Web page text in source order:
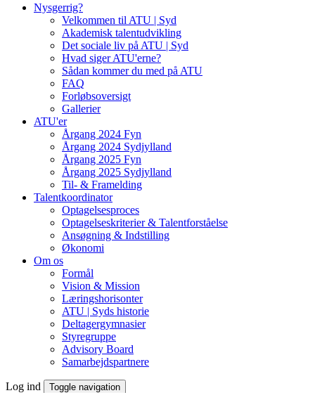
Nysgerrig?
Velkommen til ATU | Syd
Akademisk talentudvikling
Det sociale liv på ATU | Syd
Hvad siger ATU'erne?
Sådan kommer du med på ATU
FAQ
Forløbsoversigt
Gallerier
ATU'er
Årgang 2024 Fyn
Årgang 2024 Sydjylland
Årgang 2025 Fyn
Årgang 2025 Sydjylland
Til- & Framelding
Talentkoordinator
Optagelsesproces
Optagelseskriterier & Talentforståelse
Ansøgning & Indstilling
Økonomi
Om os
Formål
Vision & Mission
Læringshorisonter
ATU | Syds historie
Deltagergymnasier
Styregruppe
Advisory Board
Samarbejdspartnere
Log ind Toggle navigation